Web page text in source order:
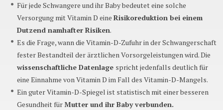
Für jede Schwangere und ihr Baby bedeutet eine solche
Versorgung mit Vitamin D eine Risikoreduktion bei einem
Dutzend namhafter Risiken.
Es die Frage, wann die Vitamin-D-Zufuhr in der Schwangerschaft
fester Bestandteil der ärztlichen Vorsorgeleistungen wird. Die
wissenschaftliche Datenlage spricht jedenfalls deutlich für
eine Einnahme von Vitamin D im Fall des Vitamin-D-Mangels.
Ein guter Vitamin-D-Spiegel ist statistisch mit einer besseren
Gesundheit fürMutter und ihr Baby verbunden.